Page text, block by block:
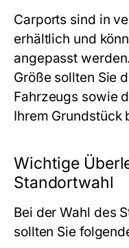
Carports sind in
erhältlich und
angepasst
Größe sollten Sie
Fahrzeugs sowie
Ihrem Grundstück
Wichtige
Standortwahl
Bei der Wahl des
sollten Sie